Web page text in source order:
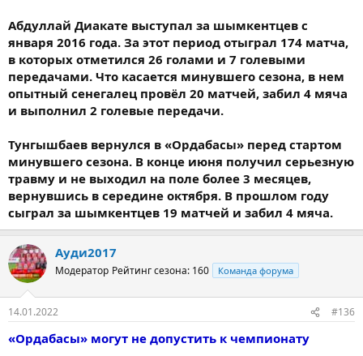
Абдуллай Диакате выступал за шымкентцев с
января 2016 года. За этот период отыграл 174 матча,
в которых отметился 26 голами и 7 голевыми
передачами. Что касается минувшего сезона, в нем
опытный сенегалец провёл 20 матчей, забил 4 мяча
и выполнил 2 голевые передачи.
Тунгышбаев вернулся в «Ордабасы» перед стартом
минувшего сезона. В конце июня получил серьезную
травму и не выходил на поле более 3 месяцев,
вернувшись в середине октября. В прошлом году
сыграл за шымкентцев 19 матчей и забил 4 мяча.
Ауди2017
Модератор Рейтинг сезона: 160 Команда форума
14.01.2022 #136
«Ордабасы» могут не допустить к чемпионату